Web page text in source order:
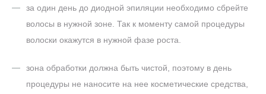
за один день до диодной эпиляции необходимо сбрейте
волосы в нужной зоне. Так к моменту самой процедуры
волоски окажутся в нужной фазе роста.
зона обработки должна быть чистой, поэтому в день
процедуры не наносите на нее косметические средства,